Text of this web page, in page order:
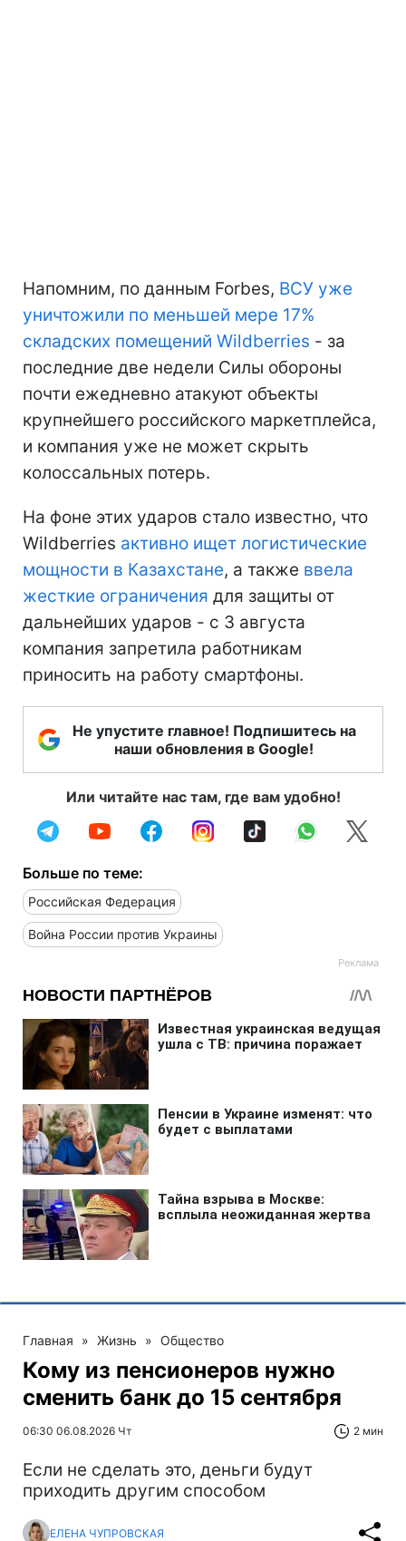
Напомним, по данным Forbes, ВСУ уже
уничтожили по меньшей мере 17%
складских помещений Wildberries - за
последние две недели Силы обороны
почти ежедневно атакуют объекты
крупнейшего российского маркетплейса,
и компания уже не может скрыть
колоссальных потерь.
На фоне этих ударов стало известно, что
Wildberries активно ищет логистические
мощности в Казахстане, а также ввела
жесткие ограничения для защиты от
дальнейших ударов - с 3 августа
компания запретила работникам
приносить на работу смартфоны.
Не упустите главное! Подпишитесь на
наши обновления в Google!
Или читайте нас там, где вам удобно!
Больше по теме:
Российская Федерация
Война России против Украины
Главная » Жизнь » Общество
Кому из пенсионеров нужно
сменить банк до 15 сентября
06:30 06.08.2026 Чт 2 мин
Если не сделать это, деньги будут
приходить другим способом
ЕЛЕНА ЧУПРОВСКАЯ